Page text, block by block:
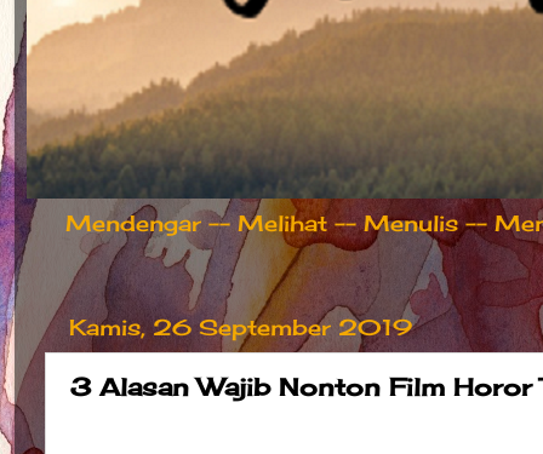
Mendengar -- Melihat -- Menulis --
Kamis, 26 September 2019
3 Alasan Wajib Nonton Film Horor